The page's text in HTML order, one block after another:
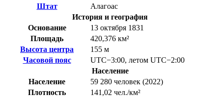
Штат
Алагоас
История и география
Основание
13 октября 1831
Площадь
420,376 км²
Высота центра
155 м
Часовой пояс
UTC−3:00, летом UTC−2:00
Население
Население
59 280 человек (2022)
Плотность
141,02 чел./км²